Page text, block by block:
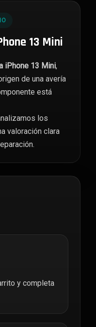
13 Mini
iPhone 13 Mini,
de una avería
está
los
valoración clara
y completa